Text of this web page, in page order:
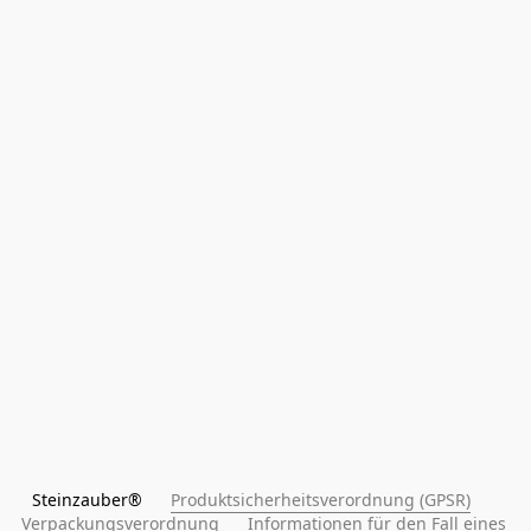
Steinzauber® Produktsicherheitsverordnung (GPSR)
Verpackungsverordnung
Informationen für den Fall eines